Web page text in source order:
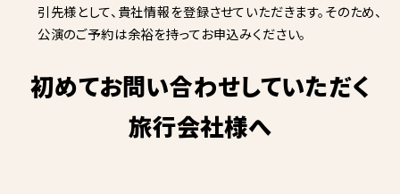
引先様として、貴社情報を登録させていただきます。そのため、
公演のご予約は余裕を持ってお申込みください。
初めてお問い合わせしていただく
旅行会社様へ